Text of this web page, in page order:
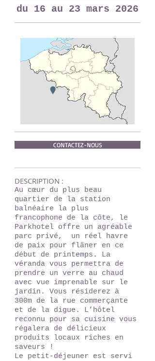
du 16 au 23 mars 2026
CONTACTEZ-NOUS
DESCRIPTION :
Au cœur du plus beau
quartier de la station
balnéaire la plus
francophone de la côte, le
Parkhotel offre un agréable
parc privé, un réel havre
de paix pour flâner en ce
début de printemps. La
véranda vous permettra de
prendre un verre au chaud
avec vue imprenable sur le
jardin. Vous résiderez à
300m de la rue commerçante
et de la digue. L’hôtel
reconnu pour sa cuisine vous
régalera de délicieux
produits locaux riches en
saveurs !
Le petit-déjeuner est servi